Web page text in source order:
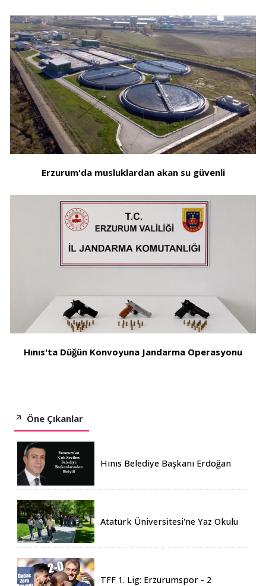
Erzurum'da musluklardan akan su güvenli
Hınıs'ta Düğün Konvoyuna Jandarma Operasyonu
Öne Çıkanlar
Hınıs Belediye Başkanı Erdoğan
Atatürk Üniversitesi'ne Yaz Okulu
TFF 1. Lig: Erzurumspor - 2